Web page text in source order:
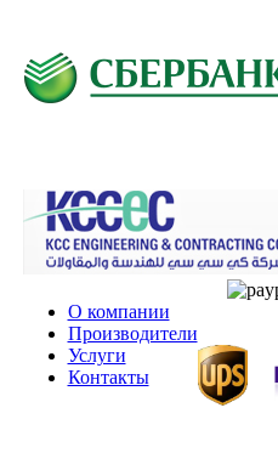
О компании
Производители
Услуги
Контакты